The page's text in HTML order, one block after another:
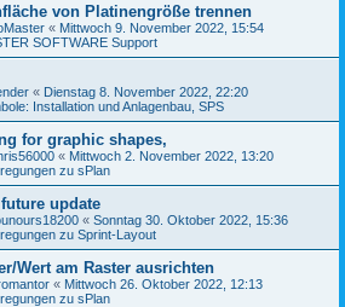
von Platinengröße trennen
« Mittwoch 9. November 2022, 15:54
SOFTWARE Support
« Dienstag 8. November 2022, 22:20
Installation und Anlagenbau, SPS
for graphic shapes,
« Mittwoch 2. November 2022, 13:20
zu sPlan
update
« Sonntag 30. Oktober 2022, 15:36
zu Sprint-Layout
Wert am Raster ausrichten
« Mittwoch 26. Oktober 2022, 12:13
zu sPlan